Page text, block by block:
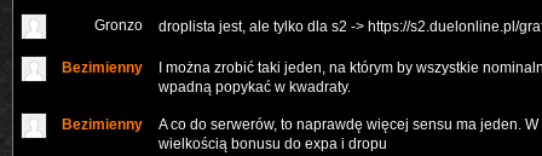
Gronzo droplista jest, ale tylko dla s2 -> https://s2.duelonline.pl/
Bezimienny
I można zrobić taki jeden, na którym by wszystkie
wpadną popykać w kwadraty.
Bezimienny
A co do serwerów, to naprawdę więcej sensu ma jeden.
wielkością bonusu do expa i dropu